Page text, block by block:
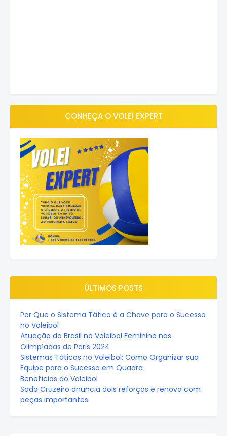
CONHEÇA O VOLEI EXPERT
ÚLTIMOS POSTS
Por Que o Sistema Tático é a Chave para o Sucesso
no Voleibol
Atuação do Brasil no Voleibol Feminino nas
Olimpíadas de Paris 2024
Sistemas Táticos no Voleibol: Como Organizar sua
Equipe para o Sucesso em Quadra
Benefícios do Voleibol
Sada Cruzeiro anuncia dois reforços e renova com
peças importantes